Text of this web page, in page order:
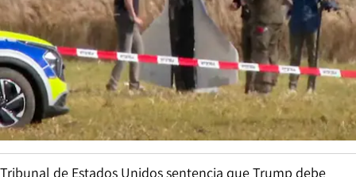
Tribunal de Estados Unidos sentencia que Trump debe